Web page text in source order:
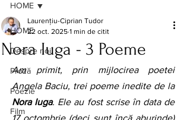
HOME
Despre noi
Proză
Poezie
Film
HOME
Nora Iuga - 3 Poeme
Laurențiu-Ciprian Tudor
22 oct. 2025 1 min de citit
Am primit, prin mijlocirea poetei
Angela Baciu, trei poeme inedite de la
Nora Iuga. Ele au fost scrise în data de
17 octombrie (deci sunt încă aburinde)